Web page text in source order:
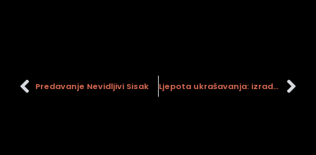
Predavanje Nevidljivi Sisak Ljepota ukrašavanja: izrada prirodnog šampona